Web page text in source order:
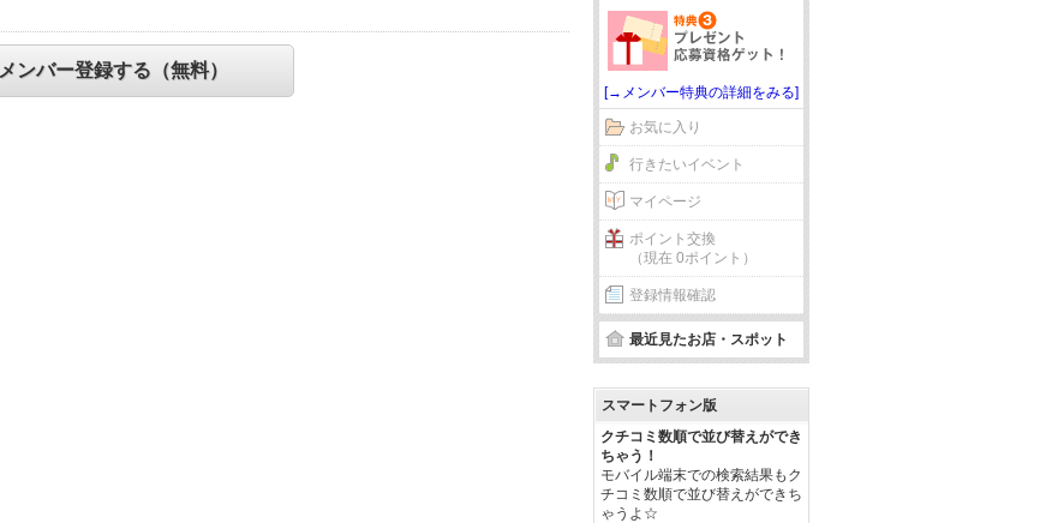
メンバー登録する（無料）
[→メンバー特典の詳細をみる]
お気に入り
行きたいイベント
マイページ
ポイント交換
（現在 0ポイント）
登録情報確認
最近見たお店・スポット
スマートフォン版
クチコミ数順で並び替えができ
ちゃう！
モバイル端末での検索結果もク
チコミ数順で並び替えができち
ゃうよ☆